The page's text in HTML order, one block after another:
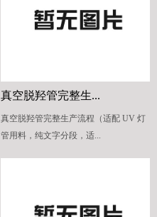
真空脱羟管完整生...
真空脱羟管完整生产流程（适配 UV 灯
管用料，纯文字分段，适...